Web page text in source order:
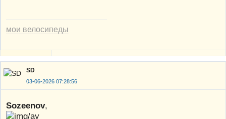
мои велосипеды
SD
03-06-2026 07:28:56
Sozeenov,